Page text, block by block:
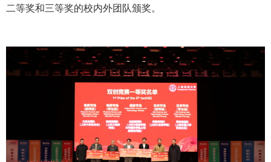
二等奖和三等奖的校内外团队颁奖。